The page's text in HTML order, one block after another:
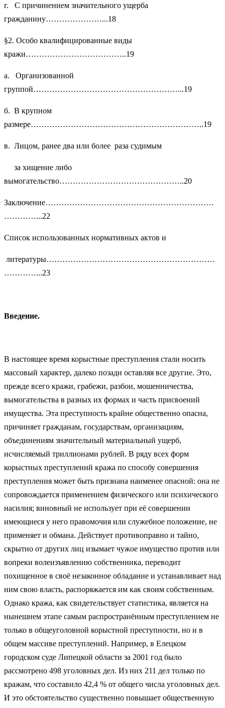
г. С причинением значительного ущерба
гражданину…………………...18
§2. Особо квалифицированные виды
кражи………………………………..19
а. Организованной
группой………………………………………………...19
б. В крупном
размере………………………………………………………..19
в. Лицом, ранее два или более раза судимым
за хищение либо
вымогательство………………………………………..20
Заключение………………………………………………………
…………...22
Список использованных нормативных актов и
литературы………………………………………………………
…………...23
Введение.
В настоящее время корыстные преступления стали носить
массовый характер, далеко позади оставляя все другие. Это,
прежде всего кражи, грабежи, разбои, мошенничества,
вымогательства в разных их формах и часть присвоений
имущества. Эта преступность крайне общественно опасна,
причиняет гражданам, государствам, организациям,
объединениям значительный материальный ущерб,
исчисляемый триллионами рублей. В ряду всех форм
корыстных преступлений кража по способу совершения
преступления может быть признана наименее опасной: она не
сопровождается применением физического или психического
насилия; виновный не использует при её совершении
имеющиеся у него правомочия или служебное положение, не
применяет и обмана. Действует противоправно и тайно,
скрытно от других лиц изымает чужое имущество против или
вопреки волеизъявлению собственника, переводит
похищенное в своё незаконное обладание и устанавливает над
ним свою власть, распоряжается им как своим собственным.
Однако кража, как свидетельствует статистика, является на
нынешнем этапе самым распространённым преступлением не
только в общеуголовной корыстной преступности, но и в
общем массиве преступлений. Например, в Елецком
городском суде Липецкой области за 2001 год было
рассмотрено 498 уголовных дел. Из них 211 дел только по
кражам, что составило 42,4 % от общего числа уголовных дел.
И это обстоятельство существенно повышает общественную